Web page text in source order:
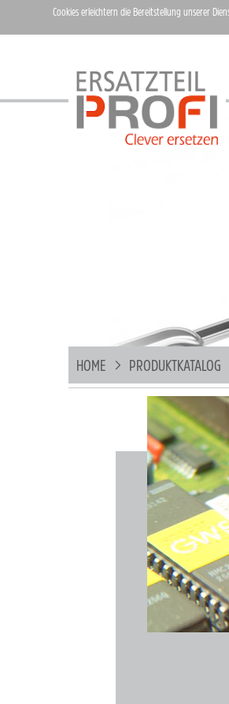
HOME PRODUKTKATALOG
Cookies erleichtern die Bereitstellung unserer